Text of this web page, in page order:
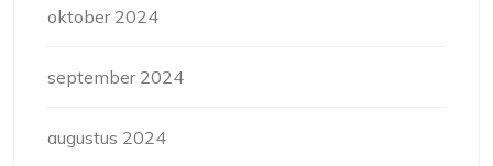
oktober 2024
september 2024
augustus 2024